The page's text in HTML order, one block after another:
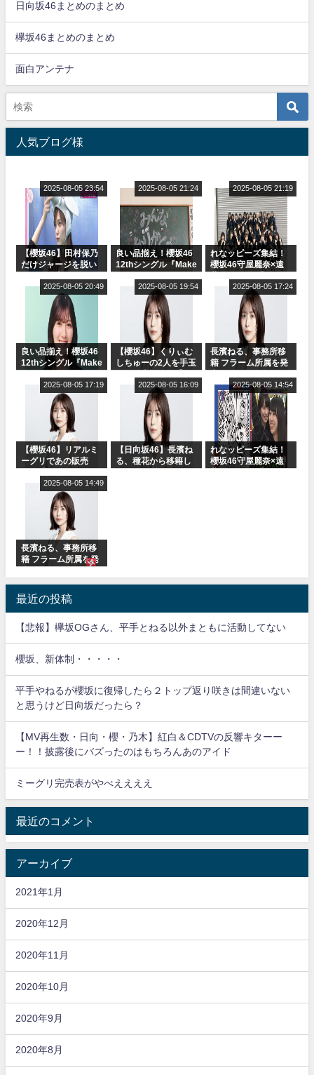
日向坂46まとめのまとめ
欅坂46まとめのまとめ
面白アンテナ
人気ブログ様
【櫻坂46】田村保乃
だけジャージを脱い
2025-08-05 23:54
良い品揃え！櫻坂46
12thシングル『Make
ャルグッズ絶賛販売
2025-08-05 21:24
れなッピーズ集結！
櫻坂46守屋麗奈×遠
ット！」水曜スタジ
オ出演決定
2025-08-05 21:19
良い品揃え！櫻坂46
12thシングル『Make
ャルグッズ絶賛販売
2025-08-05 20:49
【櫻坂46】くりぃむ
しちゅーの2人を手玉
りぃむナンタラ】
2025-08-05 19:54
長濱ねる、事務所移
籍 フラーム所属を発
2025-08-05 17:24
【櫻坂46】リアルミ
ーグリであの販売
Break』オフィシャ
ルグッズ解禁
2025-08-05 17:19
【日向坂46】長濱ね
る、種花から移籍し
2025-08-05 16:09
れなッピーズ集結！
櫻坂46守屋麗奈×遠
2025-08-05 14:54
長濱ねる、事務所移
籍 フラーム所属を発
2025-08-05 14:49
最近の投稿
【悲報】欅坂OGさん、平手とねる以外まともに活動してない
櫻坂、新体制・・・・・
平手やねるが櫻坂に復帰したら２トップ返り咲きは間違いない
と思うけど日向坂だったら？
【MV再生数・日向・櫻・乃木】紅白＆CDTVの反響キターー
ー！！披露後にバズったのはもちろんあのアイド
ミーグリ完売表がやべええええ
最近のコメント
アーカイブ
2021年1月
2020年12月
2020年11月
2020年10月
2020年9月
2020年8月